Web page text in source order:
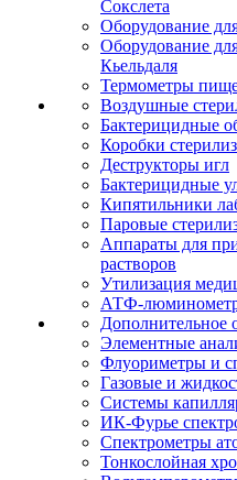
Сокслета
Оборудование
Оборудование
Кьельдаля
Термометры
Воздушные
Бактерицидные
Коробки
Деструкторы игл
Бактерицидные
Кипятильники
Паровые
Аппараты для
растворов
Утилизация
АТФ-
Дополнительное
Элементные
Флуориметры и
Газовые и
Системы
ИК-Фурье
Спектрометры
Тонкослойная